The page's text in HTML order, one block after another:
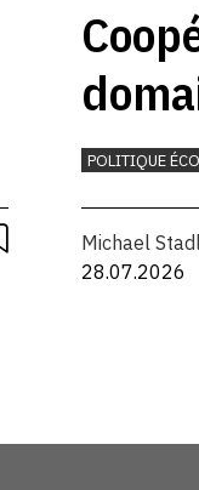
POLITIQUE
Michael
28.07.2026